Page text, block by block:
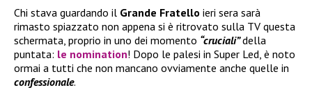
Chi stava guardando il Grande Fratello ieri sera sarà
rimasto spiazzato non appena si è ritrovato sulla TV questa
schermata, proprio in uno dei momento “cruciali”della
puntata: le nomination! Dopo le palesi in Super Led, è noto
ormai a tutti che non mancano ovviamente anche quelle in
confessionale.